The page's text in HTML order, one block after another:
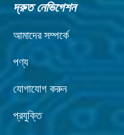
দ্রুত নেভিগেশন
আমাদের সম্পর্কে
পণ্য
যোগাযোগ করুন
প্রযুক্তি